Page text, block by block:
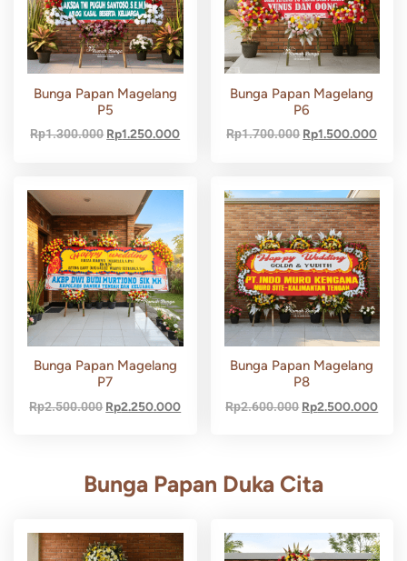
Bunga Papan Magelang
P5
Rp1.300.000 Rp1.250.000
Bunga Papan Magelang
P6
Rp1.700.000 Rp1.500.000
Bunga Papan Magelang
P7
Rp2.500.000 Rp2.250.000
Bunga Papan Magelang
P8
Rp2.600.000 Rp2.500.000
Bunga Papan Duka Cita